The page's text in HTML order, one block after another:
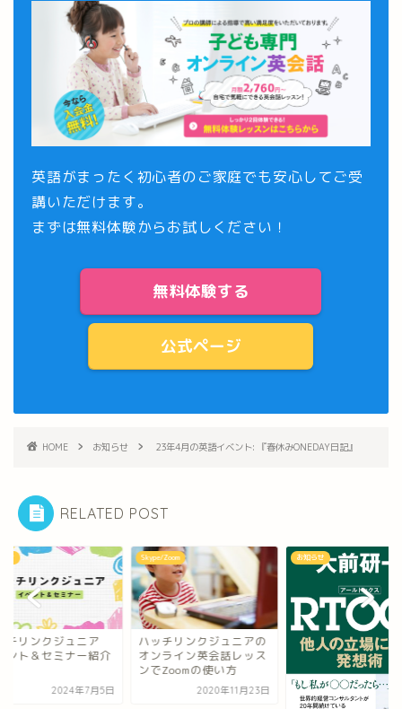
英語がまったく初心者のご家庭でも安心してご受
講いただけます。
まずは無料体験からお試しください！
無料体験する
公式ページ
HOME お知らせ 23年4月の英語イベント: 『春休みONEDAY日記』
RELATED POST
チリンクジュニア
ント＆セミナー紹介
2024年7月5日
Skype/Zoom
ハッチリンクジュニアの
オンライン英会話レッス
ンでZoomの使い方
2020年11月23日
お知らせ